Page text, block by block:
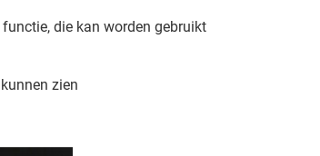
die kan worden gebruikt
zien